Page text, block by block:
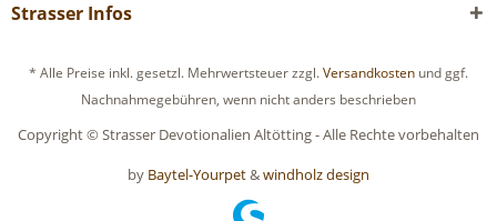
Strasser Infos
* Alle Preise inkl. gesetzl. Mehrwertsteuer zzgl.Versandkosten und ggf.
Nachnahmegebühren, wenn nicht anders beschrieben
Copyright © Strasser Devotionalien Altötting - Alle Rechte vorbehalten
by Baytel-Yourpet&windholz design